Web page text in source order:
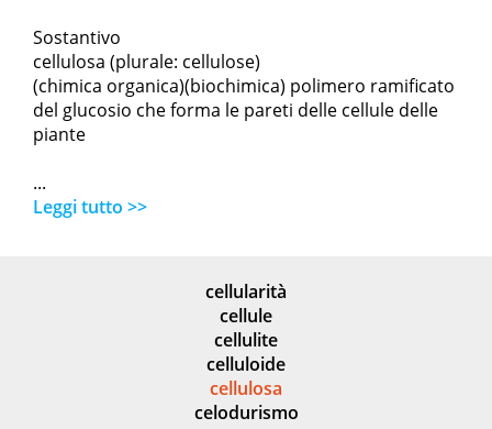
Sostantivo
cellulosa (plurale: cellulose)
(chimica organica)(biochimica) polimero ramificato
del glucosio che forma le pareti delle cellule delle
piante
...
Leggi tutto >>
cellularità
cellule
cellulite
celluloide
cellulosa
celodurismo